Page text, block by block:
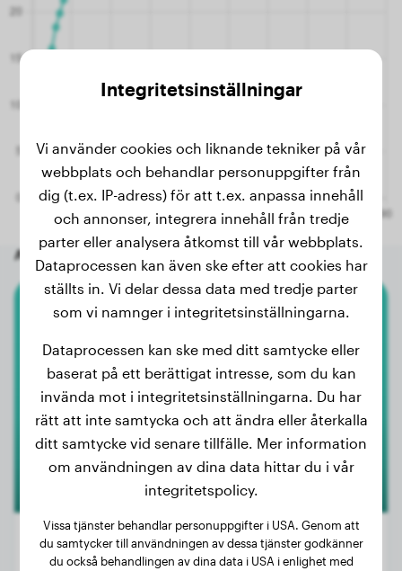
Andra slumpmässiga hundar
Bearded Collie
Livi
Integritetsinställningar
Vi använder cookies och liknande tekniker på vår
webbplats och behandlar personuppgifter från
dig (t.ex. IP-adress) för att t.ex. anpassa innehåll
och annonser, integrera innehåll från tredje
parter eller analysera åtkomst till vår webbplats.
Dataprocessen kan även ske efter att cookies har
ställts in. Vi delar dessa data med tredje parter
som vi namnger i integritetsinställningarna.
Dataprocessen kan ske med ditt samtycke eller
baserat på ett berättigat intresse, som du kan
invända mot i integritetsinställningarna. Du har
rätt att inte samtycka och att ändra eller återkalla
ditt samtycke vid senare tillfälle. Mer information
om användningen av dina data hittar du i vår
integritetspolicy.
Vissa tjänster behandlar personuppgifter i USA. Genom att
du samtycker till användningen av dessa tjänster godkänner
du också behandlingen av dina data i USA i enlighet med